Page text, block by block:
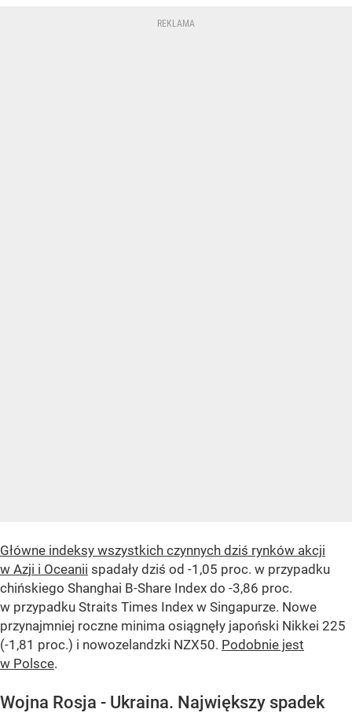
Główne indeksy wszystkich czynnych dziś rynków akcji
w Azji i Oceanii spadały dziś od -1,05 proc. w przypadku
chińskiego Shanghai B-Share Index do -3,86 proc.
w przypadku Straits Times Index w Singapurze. Nowe
przynajmniej roczne minima osiągnęły japoński Nikkei 225
(-1,81 proc.) i nowozelandzki NZX50. Podobnie jest
w Polsce.
Wojna Rosja - Ukraina. Największy spadek